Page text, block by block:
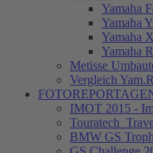
Yamaha
Yamaha
Yamaha
Yamaha
Metisse
Vergleich
IMOT 2015 -
BMW GS